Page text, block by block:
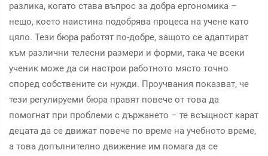
разлика, когато става въпрос за добра ергономика –
нещо, което наистина подобрява процеса на учене като
цяло. Тези бюра работят по-добре, защото се адаптират
към различни телесни размери и форми, така че всеки
ученик може да си настрои работното място точно
според собствените си нужди. Проучвания показват, че
тези регулируеми бюра правят повече от това да
помогнат при проблеми с държането – те всъщност карат
децата да се движат повече по време на учебното време,
а това допълнително движение им помага да се